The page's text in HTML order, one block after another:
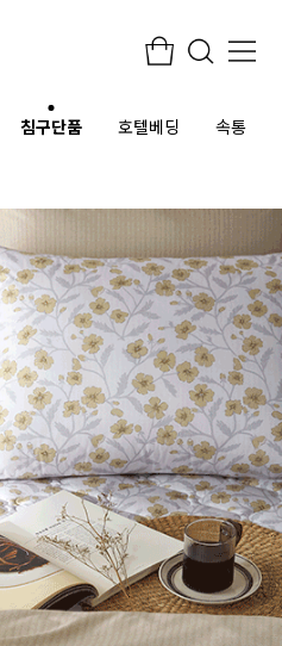
침구단품 호텔베딩 속통